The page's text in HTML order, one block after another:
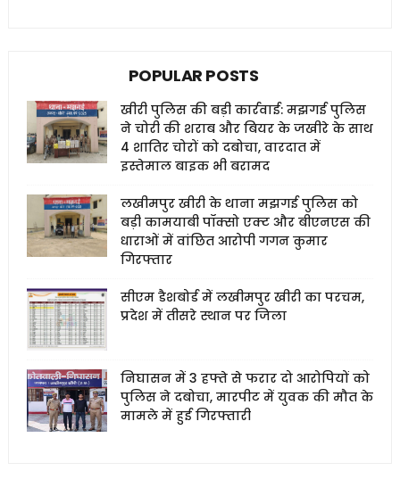
POPULAR POSTS
खीरी पुलिस की बड़ी कार्रवाई: मझगई पुलिस
ने चोरी की शराब और बियर के जखीरे के साथ
4 शातिर चोरों को दबोचा, वारदात में
इस्तेमाल बाइक भी बरामद
लखीमपुर खीरी के थाना मझगई पुलिस को
बड़ी कामयाबी पॉक्सो एक्ट और बीएनएस की
धाराओं में वांछित आरोपी गगन कुमार
गिरफ्तार
सीएम डैशबोर्ड में लखीमपुर खीरी का परचम,
प्रदेश में तीसरे स्थान पर जिला
निघासन में 3 हफ्ते से फरार दो आरोपियों को
पुलिस ने दबोचा, मारपीट में युवक की मौत के
मामले में हुई गिरफ्तारी